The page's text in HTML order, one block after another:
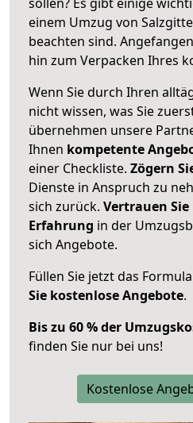
einem Umzug von
beachten sind.
hin zum Verpacken Ihres
Wenn Sie durch Ihren
nicht wissen, was Sie
übernehmen unsere
Ihnen kompetente
einer Checkliste. Zögern
Dienste in Anspruch zu
sich zurück. Vertrauen Sie
Erfahrung in der
sich Angebote.
Füllen Sie jetzt das
Sie kostenlose Angebote.
Bis zu 60 % der
finden Sie nur bei uns!
Kostenlose